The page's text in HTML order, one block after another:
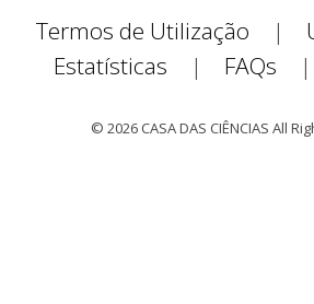
Termos de Utilização |
Estatísticas
| FAQs |
© 2026 CASA DAS CIÊNCIAS All